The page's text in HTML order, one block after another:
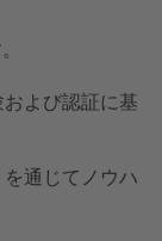
よび認証に基
通じてノウハ